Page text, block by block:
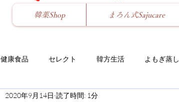
韓薬Shop まろん式Sajucare
健康食品 セレクト 韓方生活 よもぎ蒸し
2020年9月14日 読了時間: 1分